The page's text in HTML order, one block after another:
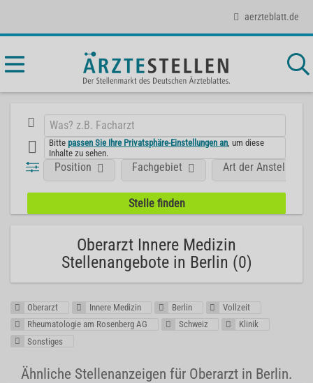
aerzteblatt.de
Bittepassen Sie Ihre Privatsphäre-Einstellungen an , um diese
Inhalte zu sehen.
Position Fachgebiet Art der Anstellung
Oberarzt Innere Medizin
Stellenangebote in Berlin (0)
Oberarzt Innere Medizin Berlin
Vollzeit
Rheumatologie am Rosenberg AG
Schweiz
Klinik
Sonstiges
Ähnliche Stellenanzeigen für Oberarzt in Berlin.